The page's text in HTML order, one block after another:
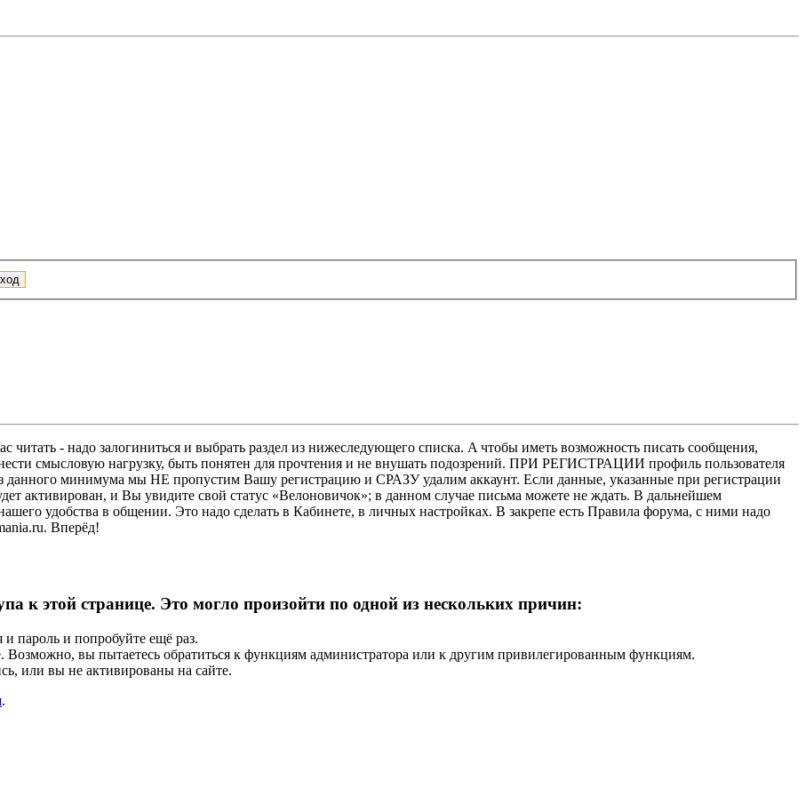
- надо залогиниться и выбрать раздел из нижеследующего списка. A чтобы иметь возможность писать сообщения,
смысловую нагрузку, быть понятен для прочтения и не внушать подозрений. ПРИ РЕГИСТРАЦИИ профиль пользователя
данного минимума мы НЕ пропустим Вашу регистрацию и СРАЗУ удалим аккаунт. Если данные, указанные при регистрации
активирован, и Вы увидите свой статус «Велоновичок»; в данном случае письма можете не ждать. В дальнейшем
удобства в общении. Это надо сделать в Кабинете, в личных настройках. В закрепе есть Правила форума, с ними надо
Вперёд!
к этой странице. Это могло произойти по одной из нескольких причин:
пароль и попробуйте ещё раз.
Возможно, вы пытаетесь обратиться к функциям администратора или к другим привилегированным функциям.
или вы не активированы на сайте.
.